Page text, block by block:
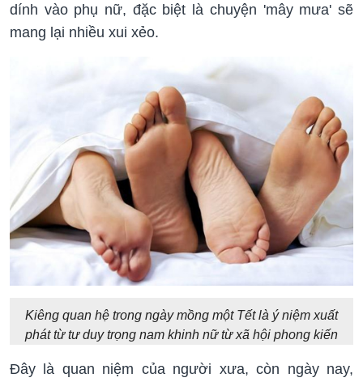
dính vào phụ nữ, đặc biệt là chuyện 'mây mưa' sẽ
mang lại nhiều xui xẻo.
Kiêng quan hệ trong ngày mồng một Tết là ý niệm xuất
phát từ tư duy trọng nam khinh nữ từ xã hội phong kiến
Đây là quan niệm của người xưa, còn ngày nay,